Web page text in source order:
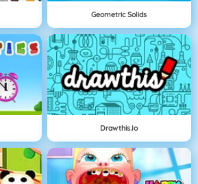
Geometric Solids
Drawthis.io